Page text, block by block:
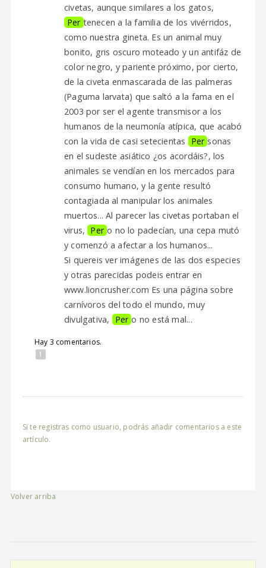
civetas, aunque similares a los gatos,
Per tenecen a la familia de los vivérridos,
como nuestra gineta. Es un animal muy
bonito, gris oscuro moteado y un antifáz de
color negro, y pariente próximo, por cierto,
de la civeta enmascarada de las palmeras
(Paguma larvata) que saltó a la fama en el
2003 por ser el agente transmisor a los
humanos de la neumonía atípica, que acabó
con la vida de casi setecientas
Per sonas
en el sudeste asiático ¿os acordáis?, los
animales se vendían en los mercados para
consumo humano, y la gente resultó
contagiada al manipular los animales
muertos... Al parecer las civetas portaban el
virus, Per o no lo padecían, una cepa mutó
y comenzó a afectar a los humanos...
Si quereis ver imágenes de las dos especies
y otras parecidas podeis entrar en
www.lioncrusher.com Es una página sobre
carnívoros del todo el mundo, muy
divulgativa,
Per o no está mal...
Hay 3 comentarios.
1
Si te registras como usuario, podrás añadir comentarios a este
artículo.
Volver arriba